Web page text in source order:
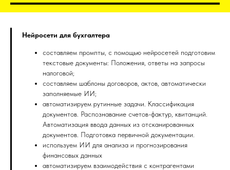
Нейросети для бухгалтера
составляем промпты, с помощью нейросетей подготовим
текстовые документы: Положения, ответы на запросы
налоговой;
составляем шаблоны договоров, актов, автоматически
заполняемые ИИ;
автоматизируем рутинные задачи. Классификация
документов. Распознавание счетов-фактур, квитанций.
Автоматизация ввода данных из отсканированных
документов. Подготовка первичной документации.
используем ИИ для анализа и прогнозирования
финансовых данных
автоматизируем взаимодействия с контрагентами